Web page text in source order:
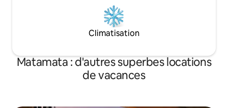
Climatisation
Matamata : d'autres superbes locations
de vacances